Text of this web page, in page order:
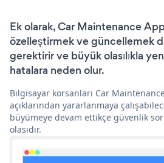
Ek olarak, Car Maintenance
özelleştirmek ve güncellemek
gerektirir ve büyük olasılıkla
hatalara neden olur.
Bilgisayar korsanları Car
açıklarından yararlanmaya
büyümeye devam ettikçe güvenlik
olasıdır.